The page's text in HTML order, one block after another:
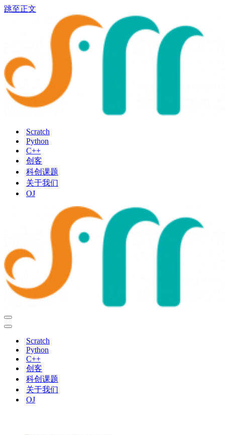
跳至正文
Scratch
Python
C++
创客
科创课题
关于我们
OJ
导
航
导
Scratch
Python
C++
创客
科创课题
关于我们
OJ